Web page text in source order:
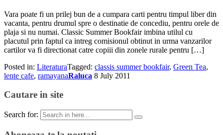
Vara poate fi un prilej bun de a cumpara carti pentru timpul liber din
vacanta, pentru drumul spre o destinatie de concediu, pentru orele de
plaja si nu numai. Classic Summer Bookfair imbina utilul cu
placutul prin faptul ca intreg comisionul obtinut in urma vanzarilor
cartilor va fi directionat catre copiii din zonele rurale pentru […]
Posted in: LiteraturaTagged: classis summer bookfair, Green Tea,
lente cafe, ramayanaRaluca 8 July 2011
Cautare in site
Search for: